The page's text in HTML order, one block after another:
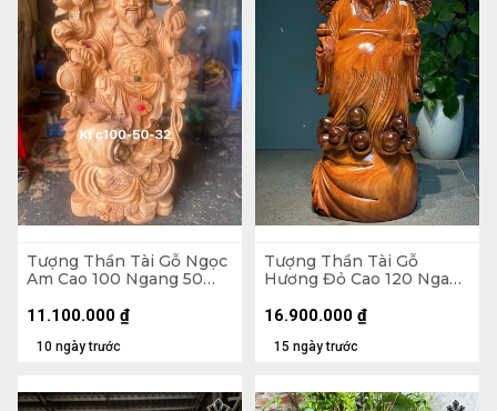
Tượng Thần Tài Gỗ Ngọc
Am Cao 100 Ngang 50
10 ngày trước
11.100.000 ₫
Tượng Thần Tài Gỗ
Hương Đỏ Cao 120 Ngang
15 ngày trước
16.900.000 ₫